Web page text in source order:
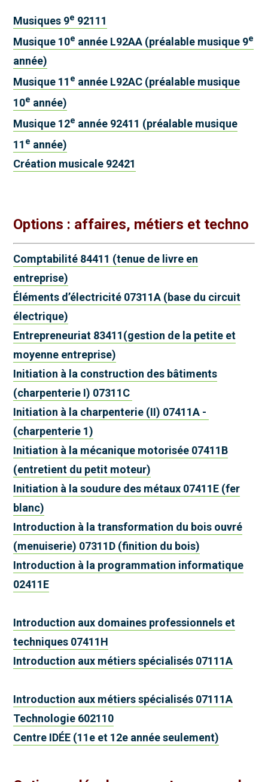
Musiques 9e 92111
Musique 10e année L92AA (préalable musique 9e
année)
Musique 11 e année L92AC (préalable musique
10e année)
Musique 12e année 92411 (préalable musique
11 e année)
Création musicale 92421
Options : affaires, métiers et techno
Comptabilité 84411 (tenue de livre en
entreprise)
Éléments d’électricité 07311A (base du circuit
électrique)
Entrepreneuriat 83411(gestion de la petite et
moyenne entreprise)
Initiation à la construction des bâtiments
(charpenterie I) 07311C
Initiation à la charpenterie (II) 07411A -
(charpenterie 1)
Initiation à la mécanique motorisée 07411B
(entretient du petit moteur)
Initiation à la soudure des métaux 07411E (fer
blanc)
Introduction à la transformation du bois ouvré
(menuiserie) 07311D (finition du bois)
Introduction à la programmation informatique
02411E
Introduction aux domaines professionnels et
techniques 07411H
Introduction aux métiers spécialisés 07111A
Introduction aux métiers spécialisés 07111A
Technologie 602110
Centre IDÉE (11e et 12e année seulement)